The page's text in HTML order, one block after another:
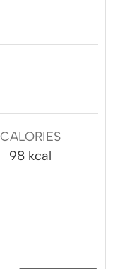
CALORIES
98 kcal